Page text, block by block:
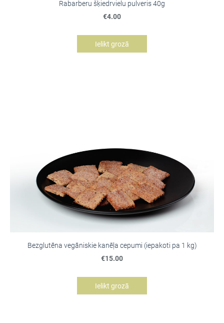
Rabarberu šķiedrvielu pulveris 40g
€4.00
Ielikt grozā
Bezglutēna vegāniskie kanēļa cepumi (iepakoti pa 1 kg)
€15.00
Ielikt grozā